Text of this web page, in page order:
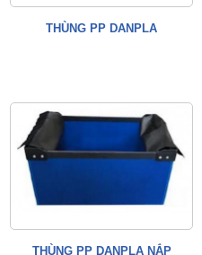
THÙNG PP DANPLA
THÙNG PP DANPLA NẮP